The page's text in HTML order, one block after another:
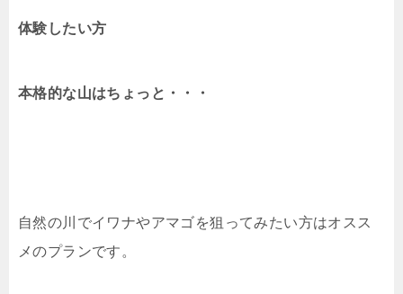
体験したい方
本格的な山はちょっと・・・
自然の川でイワナやアマゴを狙ってみたい方はオスス
メのプランです。